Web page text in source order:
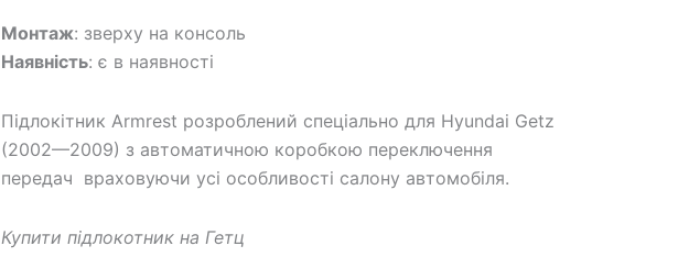
Монтаж: зверху на консоль
Наявність: є в наявності
Підлокітник Armrest розроблений спеціально для Hyundai Getz
(2002—2009) з автоматичною коробкою переключення
передач враховуючи усі особливості салону автомобіля.
Купити підлокотник на Гетц